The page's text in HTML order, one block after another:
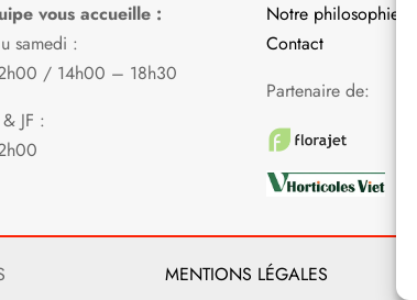
vous accueille :
samedi :
/ 14h00 – 18h30
JF :
Notre philosophie
Contact
Partenaire de:
MENTIONS LÉGALES